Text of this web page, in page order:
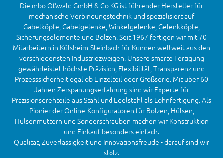
Die mbo Oßwald GmbH & Co KG ist führender Hersteller für
mechanische Verbindungstechnik und spezialisiert auf
Gabelköpfe, Gabelgelenke, Winkelgelenke, Gelenkköpfe,
Sicherungselemente und Bolzen. Seit 1967 fertigen wir mit 70
Mitarbeitern in Külsheim-Steinbach für Kunden weltweit aus den
verschiedensten Industriezweigen. Unsere smarte Fertigung
gewährleistet höchste Präzision, Flexibilität, Transparenz und
Prozesssicherheit egal ob Einzelteil oder Großserie. Mit über 60
Jahren Zerspanungserfahrung sind wir Experte für
Präzisionsdrehteile aus Stahl und Edelstahl als Lohnfertigung. Als
Pionier der Online-Konfiguratoren für Bolzen, Hülsen,
Hülsenmuttern und Sonderschrauben machen wir Konstruktion
und Einkauf besonders einfach.
Qualität, Zuverlässigkeit und Innovationsfreude - darauf sind wir
stolz.